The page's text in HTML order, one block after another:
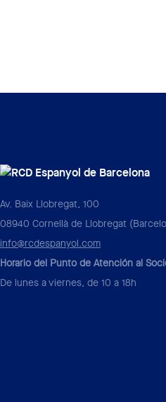
Av. Baix Llobregat, 100
08940 Cornellà de Llobregat
info@rcdespanyol.com
Horario del Punto de Atención al
De lunes a viernes, de 10 a 18h